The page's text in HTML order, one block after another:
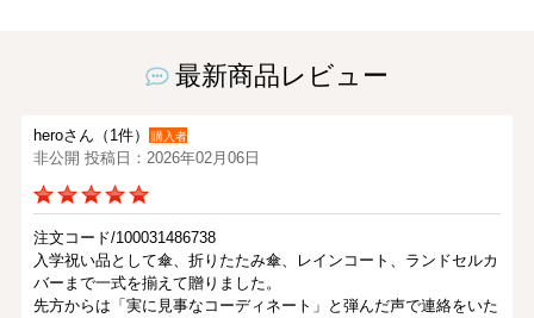
最新商品レビュー
heroさん（1件） 購入者
非公開 投稿日：2026年02月06日
注文コード/100031486738
入学祝い品として傘、折りたたみ傘、レインコート、ランドセルカ
バーまで一式を揃えて贈りました。
先方からは「実に見事なコーディネート」と弾んだ声で連絡をいた